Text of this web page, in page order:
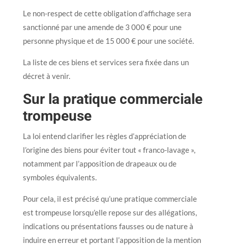
Le non-respect de cette obligation d’affichage sera
sanctionné par une amende de 3 000 € pour une
personne physique et de 15 000 € pour une société.
La liste de ces biens et services sera fixée dans un
décret à venir.
Sur la pratique commerciale
trompeuse
La loi entend clarifier les règles d’appréciation de
l’origine des biens pour éviter tout « franco-lavage »,
notamment par l’apposition de drapeaux ou de
symboles équivalents.
Pour cela, il est précisé qu’une pratique commerciale
est trompeuse lorsqu’elle repose sur des allégations,
indications ou présentations fausses ou de nature à
induire en erreur et portant l’apposition de la mention